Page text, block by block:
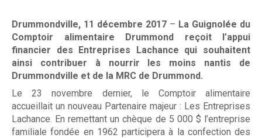
m
o
n
d
Associés à la récupération alimentaire
Entreprises
Individus
Drummondville, 11 décembre 2017 – La Guignolée du
Comptoir alimentaire Drummond reçoit l’appui
financier des Entreprises Lachance qui souhaitent
ainsi contribuer à nourrir les moins nantis de
Drummondville et de la MRC de Drummond.
Le 23 novembre dernier, le Comptoir alimentaire
accueillait un nouveau Partenaire majeur : Les Entreprises
Lachance. En remettant un chèque de 5 000 $ l’entreprise
familiale fondée en 1962 participera à la confection des